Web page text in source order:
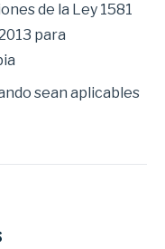
de la Ley 1581
para
sean aplicables